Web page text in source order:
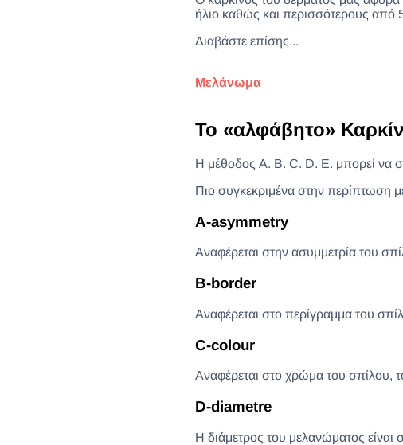
ήλιο καθώς και περισσότερους από
Διαβάστε επίσης...
Μελάνωμα
Το «αλφάβητο»
Η μέθοδος A. B. C. D. E. μπορεί να
Πιο συγκεκριμένα στην περίπτωση
Α-asymmetry
Αναφέρεται στην ασυμμετρία του
Β-border
Αναφέρεται στο περίγραμμα του
C-colour
Αναφέρεται στο χρώμα του σπίλου,
D-diametre
Η διάμετρος του μελανώματος είναι